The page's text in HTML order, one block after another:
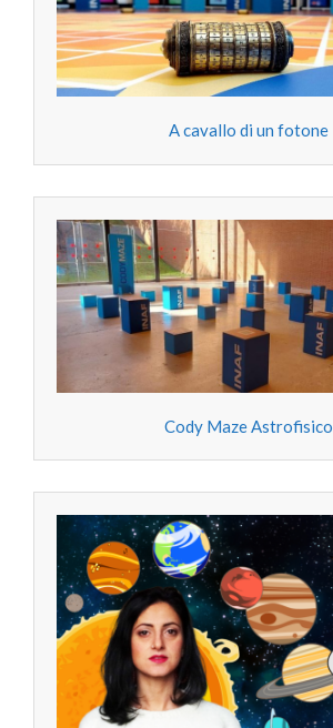
A cavallo di un fotone
Cody Maze Astrofisico